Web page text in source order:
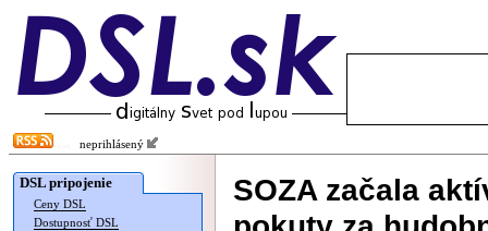
neprihlásený
DSL pripojenie
Ceny DSL
Dostupnosť DSL
SOZA začala